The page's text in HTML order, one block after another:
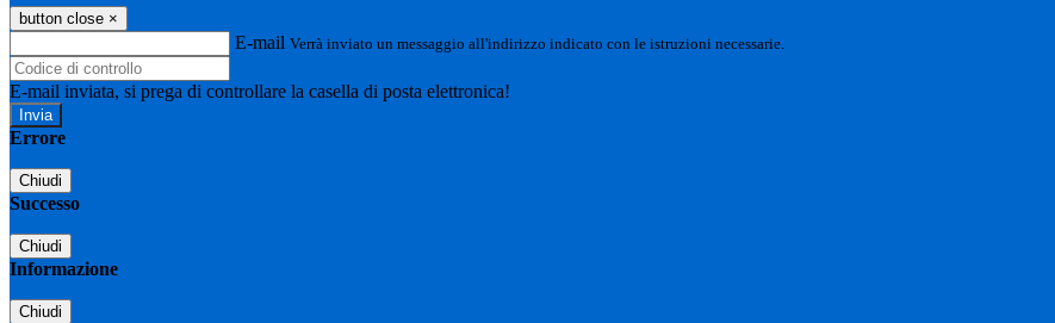
button close ×
E-mail Verrà inviato un messaggio all'indirizzo indicato con le istruzioni necessarie.
E-mail inviata, si prega di controllare la casella di posta elettronica!
Errore
Chiudi
Successo
Chiudi
Informazione
Chiudi